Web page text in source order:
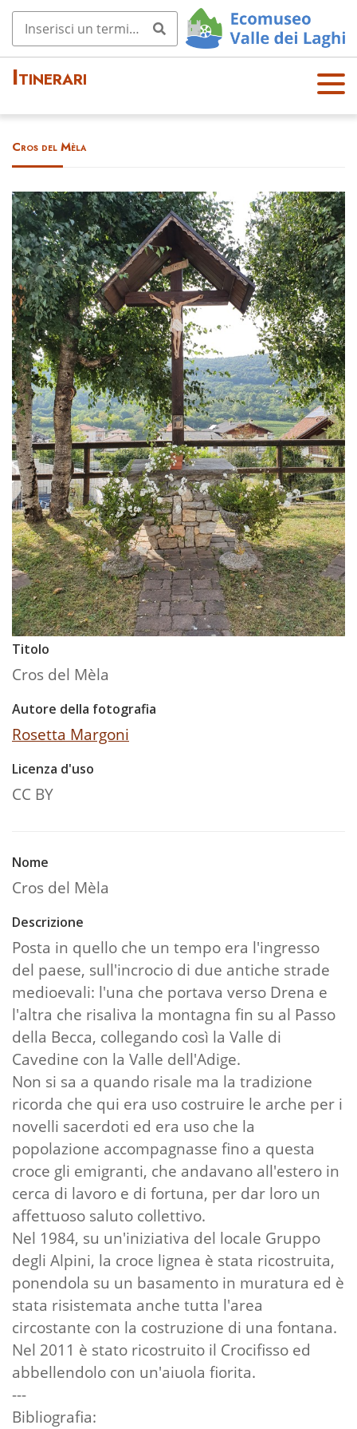
Itinerari
OPE
N
Cros del Mèla
Titolo
Cros del Mèla
Autore della fotografia
Rosetta Margoni
Licenza d'uso
CC BY
Nome
Cros del Mèla
Descrizione
Posta in quello che un tempo era l'ingresso
del paese, sull'incrocio di due antiche strade
medioevali: l'una che portava verso Drena e
l'altra che risaliva la montagna fin su al Passo
della Becca, collegando così la Valle di
Cavedine con la Valle dell'Adige.
Non si sa a quando risale ma la tradizione
ricorda che qui era uso costruire le arche per i
novelli sacerdoti ed era uso che la
popolazione accompagnasse fino a questa
croce gli emigranti, che andavano all'estero in
cerca di lavoro e di fortuna, per dar loro un
affettuoso saluto collettivo.
Nel 1984, su un'iniziativa del locale Gruppo
degli Alpini, la croce lignea è stata ricostruita,
ponendola su un basamento in muratura ed è
stata risistemata anche tutta l'area
circostante con la costruzione di una fontana.
Nel 2011 è stato ricostruito il Crocifisso ed
abbellendolo con un'aiuola fiorita.
---
Bibliografia: